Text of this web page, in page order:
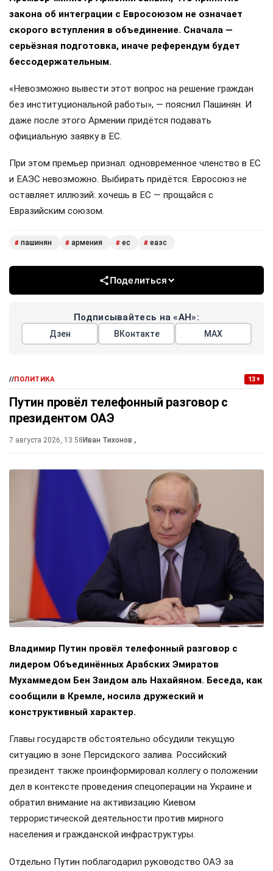
закона об интеграции с Евросоюзом не означает
скорого вступления в объединение. Сначала —
серьёзная подготовка, иначе референдум будет
бессодержательным.
«Невозможно вывести этот вопрос на решение граждан
без институциональной работы», — пояснил Пашинян. И
даже после этого Армении придётся подавать
официальную заявку в ЕС.
При этом премьер признал: одновременное членство в ЕС
и ЕАЭС невозможно. Выбирать придётся. Евросоюз не
оставляет иллюзий: хочешь в ЕС — прощайся с
Евразийским союзом.
# пашинян # армения # ес # еаэс
Поделиться
Подписывайтесь на «АН»:
Дзен ВКонтакте МАХ
//ПОЛИТИКА 13+
Путин провёл телефонный разговор с
президентом ОАЭ
7 августа 2026, 13:58 Иван Тихонов ,
Владимир Путин провёл телефонный разговор с
лидером Объединённых Арабских Эмиратов
Мухаммедом Бен Заидом аль Нахайяном. Беседа, как
сообщили в Кремле, носила дружеский и
конструктивный характер.
Главы государств обстоятельно обсудили текущую
ситуацию в зоне Персидского залива. Российский
президент также проинформировал коллегу о положении
дел в контексте проведения спецоперации на Украине и
обратил внимание на активизацию Киевом
террористической деятельности против мирного
населения и гражданской инфраструктуры.
Отдельно Путин поблагодарил руководство ОАЭ за